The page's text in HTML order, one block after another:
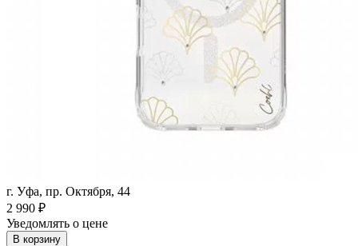
г. Уфа, пр. Октября, 44
2 990 ₽
Уведомлять о цене
В корзину